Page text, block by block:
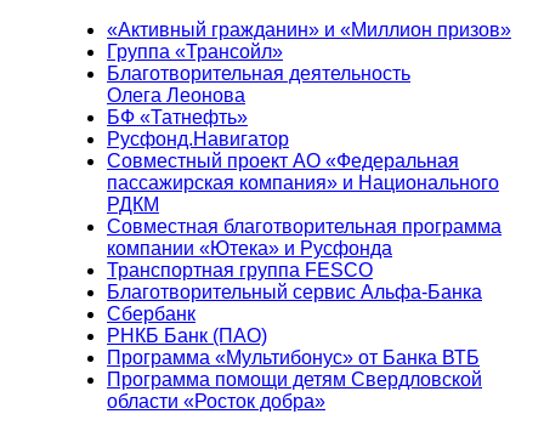
«Активный гражданин» и «Миллион призов»
Группа «Трансойл»
Благотворительная деятельность
Олега Леонова
БФ «Татнефть»
Русфонд.Навигатор
Совместный проект АО «Федеральная
пассажирская компания» и Национального
РДКМ
Совместная благотворительная программа
компании «Ютека» и Русфонда
Транспортная группа FESCO
Благотворительный сервис Альфа-Банка
Сбербанк
РНКБ Банк (ПАО)
Программа «Мультибонус» от Банка ВТБ
Программа помощи детям Свердловской
области «Росток добра»